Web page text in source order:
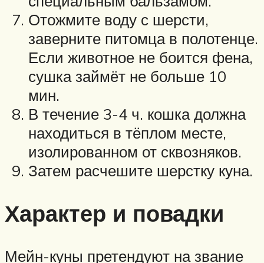
Отожмите воду с шерсти,
заверните питомца в полотенце.
Если животное не боится фена,
сушка займёт не больше 10
мин.
В течение 3-4 ч. кошка должна
находиться в тёплом месте,
изолированном от сквозняков.
Затем расчешите шерстку куна.
Характер и повадки
Мейн-куны претендуют на звание